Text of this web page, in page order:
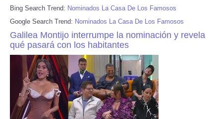
Bing Search Trend: Nominados La Casa De Los Famosos
Google Search Trend: Nominados La Casa De Los Famosos
Galilea Montijo interrumpe la nominación y revela
qué pasará con los habitantes